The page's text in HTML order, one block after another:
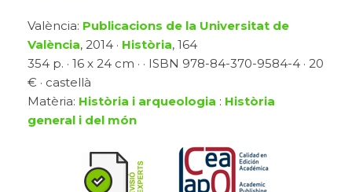
València: Publicacions de la Universitat de
València, 2014 · Història, 164
354 p. · 16 x 24 cm · · ISBN 978-84-370-9584-4 · 20
€ · castellà
Matèria: Història i arqueologia : Història
general i del món